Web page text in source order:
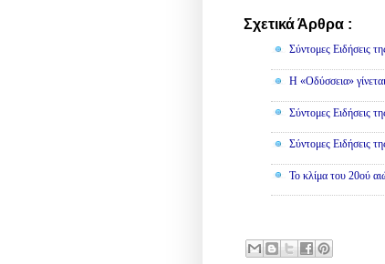
Σχετικά Άρθρα :
Σύντομες Ειδήσεις
Η «Οδύσσεια»
Σύντομες Ειδήσεις
Σύντομες Ειδήσεις
Το κλίμα του 20ού